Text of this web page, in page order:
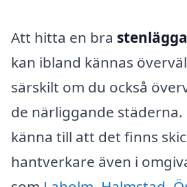
Att hitta en bra
kan ibland kännas
särskilt om du också
de närliggande
känna till att det finns
hantverkare även i